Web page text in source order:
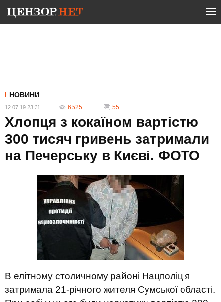
НОВИНИ
12.07.19 23:31 6 525 55
Хлопця з кокаїном вартістю
300 тисяч гривень затримали
на Печерську в Києві. ФОТО
В елітному столичному районі Нацполіція
затримала 21-річного жителя Сумської області.